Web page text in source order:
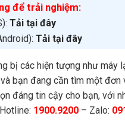
để trải nghiệm:
Tải tại đây
Tải tại đây
bị các hiện tượng như máy
bạn đang cần tìm một đơn
đáng tin cậy cho bạn, với
1900.9200 – Zalo: